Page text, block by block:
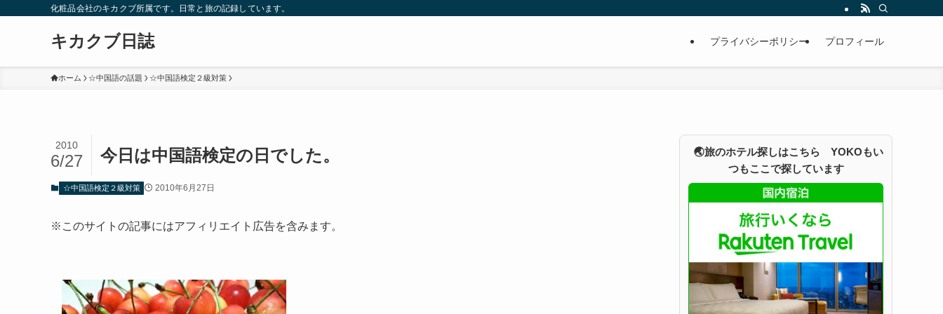
化粧品会社のキカクブ所属です。日常と旅の記録しています。
キカクブ日誌 プライバシーポリシー プロフィール
ホーム ☆中国語の話題 ☆中国語検定２級対策
今日は中国語検定の日でした。
2010
6/27
☆中国語検定２級対策 2010年6月27日
※このサイトの記事にはアフィリエイト広告を含みます。
🌏旅のホテル探しはこちら YOKOもい
つもここで探しています